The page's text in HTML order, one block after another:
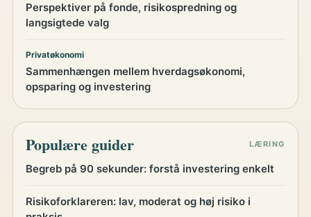
Perspektiver på fonde, risikospredning og
langsigtede valg
Privatøkonomi
Sammenhængen mellem hverdagsøkonomi,
opsparing og investering
Populære guider LÆRING
Begreb på 90 sekunder: forstå investering enkelt
Risikoforklareren: lav, moderat og høj risiko i